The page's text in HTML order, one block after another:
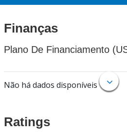
Finanças
Plano De Financiamento
Não há dados disponíveis
Ratings